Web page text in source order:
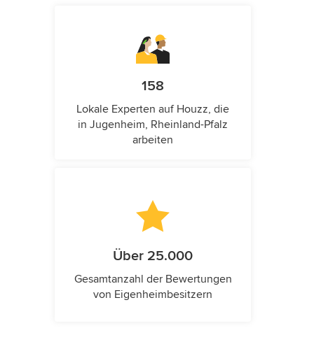
158
Lokale Experten auf Houzz, die
in Jugenheim, Rheinland-Pfalz
arbeiten
Über 25.000
Gesamtanzahl der Bewertungen
von Eigenheimbesitzern